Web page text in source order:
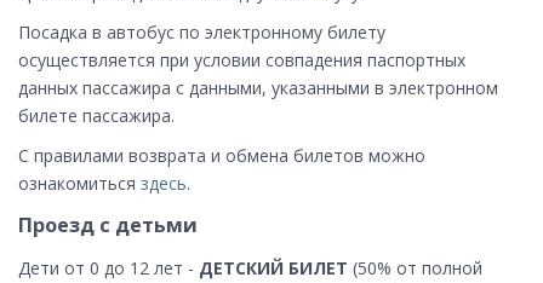
Посадка в автобус по электронному билету
осуществляется при условии совпадения паспортных
данных пассажира с данными, указанными в электронном
билете пассажира.
С правилами возврата и обмена билетов можно
ознакомиться здесь.
Проезд с детьми
Дети от 0 до 12 лет - ДЕТСКИЙ БИЛЕТ (50% от полной